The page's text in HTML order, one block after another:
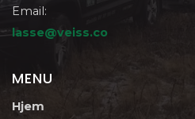
Email:
lasse@veiss.co
MENU
Hjem